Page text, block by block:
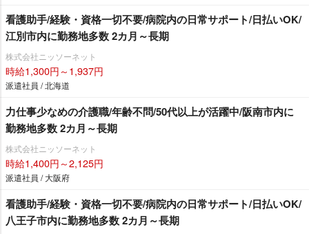
看護助手/経験・資格一切不要/病院内の日常サポート/日払いOK/
江別市内に勤務地多数 2カ月～長期
株式会社ニッソーネット
時給1,300円～1,937円
派遣社員 / 北海道
力仕事少なめの介護職/年齢不問/50代以上が活躍中/阪南市内に
勤務地多数 2カ月～長期
株式会社ニッソーネット
時給1,400円～2,125円
派遣社員 / 大阪府
看護助手/経験・資格一切不要/病院内の日常サポート/日払いOK/
八王子市内に勤務地多数 2カ月～長期